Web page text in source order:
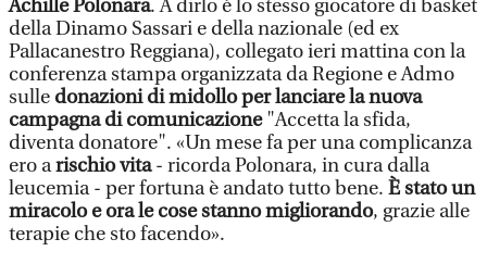
Achille Polonara. A dirlo è lo stesso giocatore di basket
della Dinamo Sassari e della nazionale (ed ex
Pallacanestro Reggiana), collegato ieri mattina con la
conferenza stampa organizzata da Regione e Admo
sulle donazioni di midollo per lanciare la nuova
campagna di comunicazione"Accetta la sfida,
diventa donatore". «Un mese fa per una complicanza
ero arischio vita- ricorda Polonara, in cura dalla
leucemia - per fortuna è andato tutto bene. È stato un
miracolo e ora le cose stanno migliorando, grazie alle
terapie che sto facendo».